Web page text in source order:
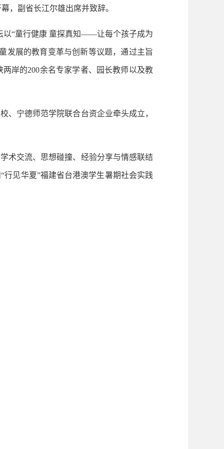
副省长江尔雄出席并致辞。
“童行健康 童探真知——让每个孩子成为
发展的教育变革与创新等议题，通过主旨
岸的200余名专家学者、园长教师以及教
宁德师范学院联合台资企业牵头成立，
交流、思想碰撞、经验分享与情感联结
见华夏”福建省台港澳学生暑期社会实践